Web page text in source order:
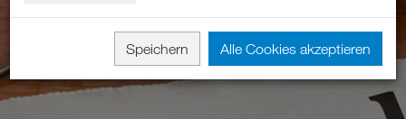
Speichern Alle Cookies akzeptieren